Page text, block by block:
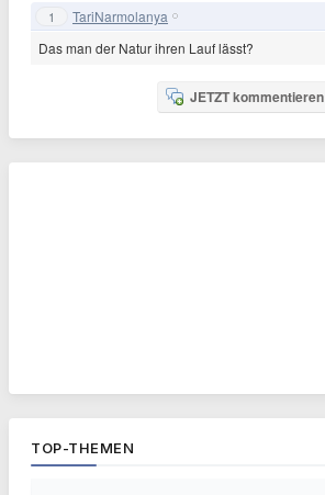
1 TariNarmolanya
Das man der Natur ihren Lauf lässt?
JETZT kommentieren
TOP-THEMEN